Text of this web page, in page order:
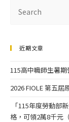
近期文章
115高中職師生暑
2026 FIOLE 第五
「115年度勞動部
格，可領2萬8千元